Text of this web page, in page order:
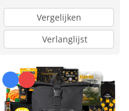
Vergelijken
Verlanglijst